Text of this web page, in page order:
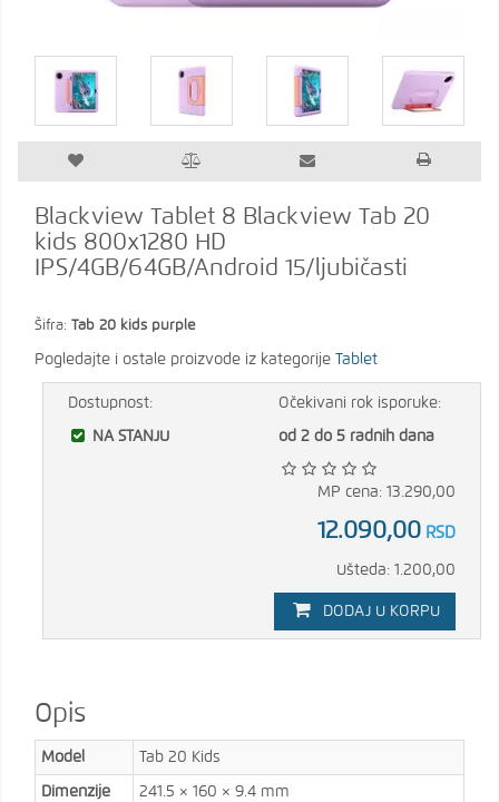
Blackview Tablet 8 Blackview Tab 20
kids 800x1280 HD
IPS/4GB/64GB/Android 15/ljubičasti
Šifra: Tab 20 kids purple
Pogledajte i ostale proizvode iz kategorije Tablet
Dostupnost:
NA STANJU
Očekivani rok isporuke:
od 2 do 5 radnih dana
MP cena: 13.290,00
12.090,00 RSD
Ušteda: 1.200,00
DODAJ U KORPU
Opis
Model Tab 20 Kids
Dimenzije 241.5 × 160 × 9.4 mm